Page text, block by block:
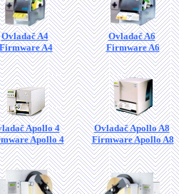
Ovladač A4
A4
Ovladač A6
Firmware A6
Apollo 4
Apollo 4
Ovladač Apollo A8
Firmware Apollo A8